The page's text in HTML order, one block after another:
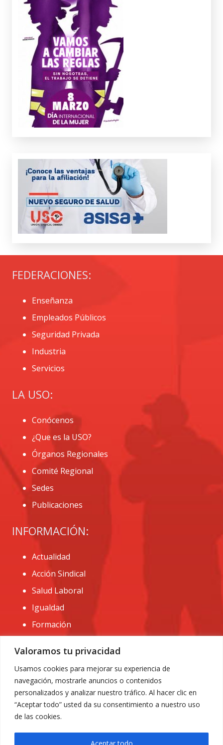
Valoramos tu privacidad
Usamos cookies para mejorar su experiencia de
navegación, mostrarle anuncios o contenidos
personalizados y analizar nuestro tráfico. Al hacer clic en
“Aceptar todo” usted da su consentimiento a nuestro uso
de las cookies.
Aceptar todo
FEDERACIONES:
Enseñanza
Empleados Públicos
Seguridad Privada
Industria
Servicios
LA USO:
Conócenos
¿Que es la USO?
Órganos Regionales
Comité Regional
Sedes
Publicaciones
INFORMACIÓN:
Actualidad
Acción Sindical
Salud Laboral
Igualdad
Formación
CONTACTO:
administracion@usomurcia.org
968 25 01 20
C/ Huerto de las bombas nº6. 30009 Murcia